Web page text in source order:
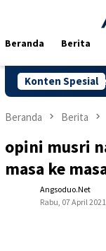
Beranda Berita
Konten Spesial
Beranda Berita
opini musri
masa ke
Angsoduo.net
Rabu, 07 April